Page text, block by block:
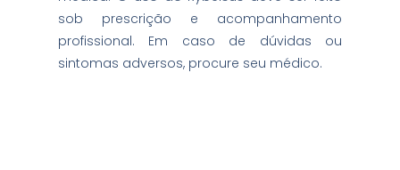
sob prescrição e acompanhamento
profissional. Em caso de dúvidas ou
sintomas adversos, procure seu médico.